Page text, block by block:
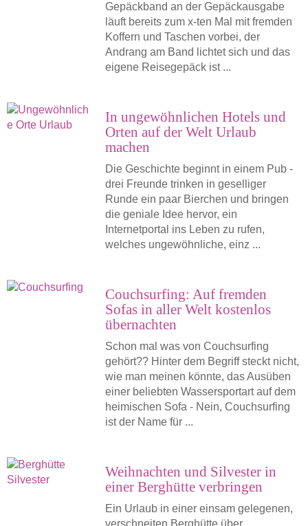
Gepäckband an der Gepäckausgabe
läuft bereits zum x-ten Mal mit fremden
Koffern und Taschen vorbei, der
Andrang am Band lichtet sich und das
eigene Reisegepäck ist ...
In ungewöhnlichen Hotels und
Orten auf der Welt Urlaub
machen
Die Geschichte beginnt in einem Pub -
drei Freunde trinken in geselliger
Runde ein paar Bierchen und bringen
die geniale Idee hervor, ein
Internetportal ins Leben zu rufen,
welches ungewöhnliche, einz ...
Couchsurfing: Auf fremden
Sofas in aller Welt kostenlos
übernachten
Schon mal was von Couchsurfing
gehört?? Hinter dem Begriff steckt nicht,
wie man meinen könnte, das Ausüben
einer beliebten Wassersportart auf dem
heimischen Sofa - Nein, Couchsurfing
ist der Name für ...
Weihnachten und Silvester in
einer Berghütte verbringen
Ein Urlaub in einer einsam gelegenen,
verschneiten Berghütte über